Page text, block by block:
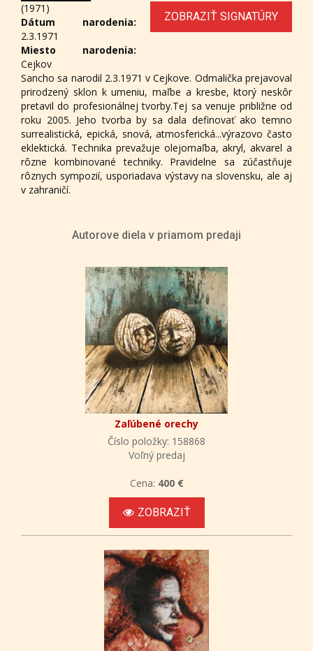
ZOBRAZIŤ SIGNATÚRY
(1971)
Dátum narodenia:
2.3.1971
Miesto narodenia:
Cejkov
Sancho sa narodil 2.3.1971 v Cejkove. Odmalička prejavoval
prirodzený sklon k umeniu, maľbe a kresbe, ktorý neskôr
pretavil do profesionálnej tvorby.Tej sa venuje približne od
roku 2005. Jeho tvorba by sa dala definovať ako temno
surrealistická, epická, snová, atmosferická...výrazovo často
eklektická. Technika prevažuje olejomaľba, akryl, akvarel a
rôzne kombinované techniky. Pravidelne sa zúčastňuje
rôznych sympozií, usporiadava výstavy na slovensku, ale aj
v zahraničí.
Autorove diela v priamom predaji
Zaľúbené orechy
Číslo položky: 158868
Voľný predaj
Cena: 400 €
ZOBRAZIŤ